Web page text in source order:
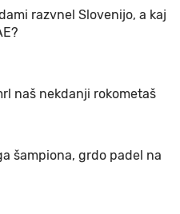
razvnel Slovenijo, a kaj
naš nekdanji rokometaš
šampiona, grdo padel na